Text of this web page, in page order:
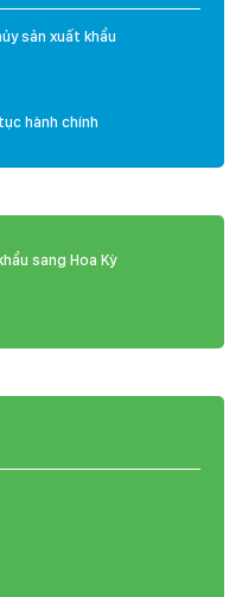
sản xuất khẩu
hành chính
sang Hoa Kỳ